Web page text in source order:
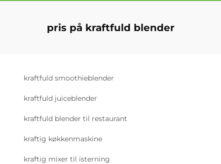
pris på kraftfuld blender
kraftfuld smoothieblender
kraftfuld juiceblender
kraftfuld blender til restaurant
kraftig køkkenmaskine
kraftig mixer til isterning